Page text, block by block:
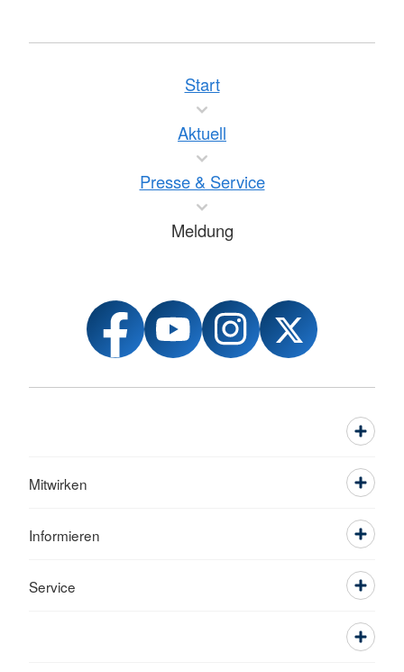
Start
Aktuell
Presse & Service
Meldung
Mitwirken
Informieren
Service